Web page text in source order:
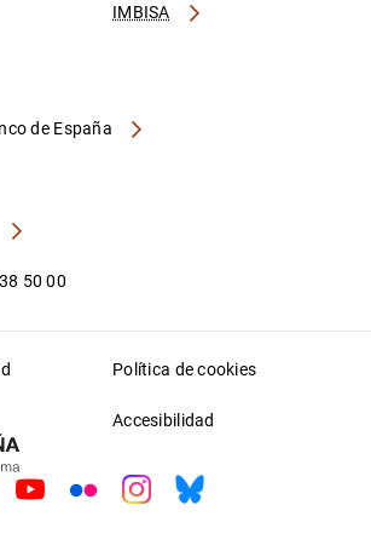
IMBISA
de España
50 00
Política de cookies
Accesibilidad
YoutubeFlickrInstagram
Bluesky